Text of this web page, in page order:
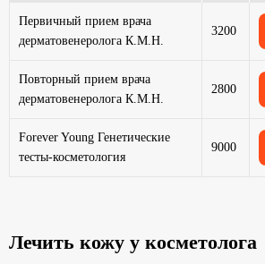
Первичный прием врача
дерматовенеролога К.М.Н.
3200
Повторный прием врача
дерматовенеролога К.М.Н.
2800
Forever Young Генетические
тесты-косметология
9000
Лечить кожу у косметолога